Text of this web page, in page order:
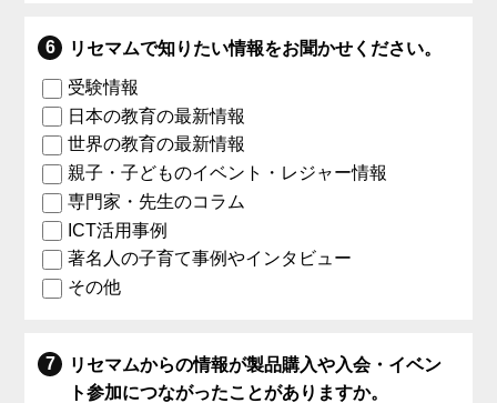
リセマムで知りたい情報をお聞かせください。
受験情報
日本の教育の最新情報
世界の教育の最新情報
親子・子どものイベント・レジャー情報
専門家・先生のコラム
ICT活用事例
著名人の子育て事例やインタビュー
その他
リセマムからの情報が製品購入や入会・イベン
ト参加につながったことがありますか。